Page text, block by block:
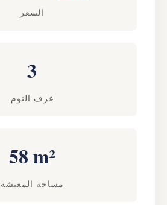
السعر
3
غرف النوم
58 m²
مساحة المعيشة